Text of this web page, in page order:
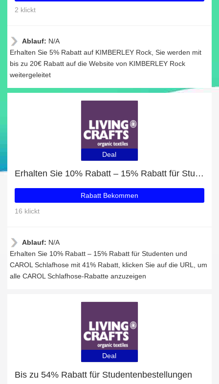
2 klickt
Ablauf: N/A
Erhalten Sie 5% Rabatt auf KIMBERLEY Rock, Sie werden mit
bis zu 20€ Rabatt auf die Website von KIMBERLEY Rock
weitergeleitet
Deal
Erhalten Sie 10% Rabatt – 15% Rabatt für Studenten und CAROL Schlafhose mit 41% Rabatt
Rabatt Bekommen
16 klickt
Ablauf: N/A
Erhalten Sie 10% Rabatt – 15% Rabatt für Studenten und
CAROL Schlafhose mit 41% Rabatt, klicken Sie auf die URL, um
alle CAROL Schlafhose-Rabatte anzuzeigen
Deal
Bis zu 54% Rabatt für Studentenbestellungen